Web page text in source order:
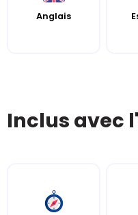
Anglais
Inclus avec